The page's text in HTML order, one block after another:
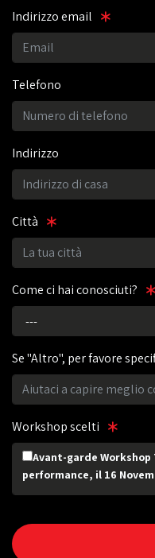
Indirizzo email
Telefono
Indirizzo
Città
Come ci hai conosciuti?
Se "Altro", per favore
Workshop scelti
Avant-garde Workshop
performance, il 16